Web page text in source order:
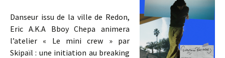
Danseur issu de la ville de Redon,
Eric A.K.A Bboy Chepa animera
l’atelier « Le mini crew » par
Skipaïl : une initiation au breaking